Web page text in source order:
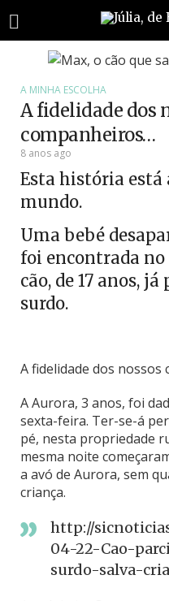
A MINHA ESCOLHA
A fidelidade dos
companheiros…
8 anos ago
Esta história está
mundo.
Uma bebé
foi encontrada no
cão, de 17 anos,
surdo.
A fidelidade dos
A Aurora, 3 anos, foi
sexta-feira. Ter-se-á
pé, nesta propriedade
mesma noite
a avó de Aurora, sem
criança.
http://
04-22-Cao-
surdo-salva-